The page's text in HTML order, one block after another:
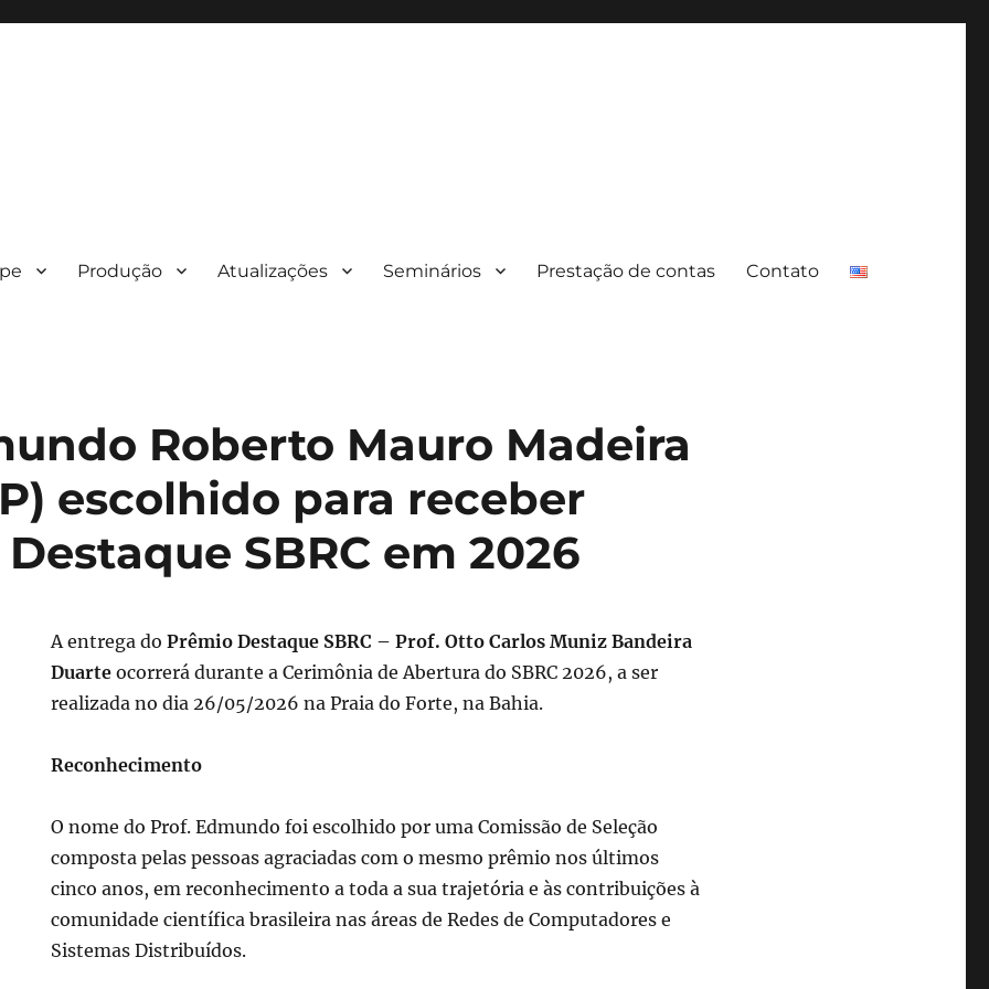
Produção Atualizações Seminários Prestação de contas Contato
Roberto Mauro Madeira
escolhido para receber
SBRC em 2026
A entrega doPrêmio Destaque SBRC – Prof. Otto Carlos Muniz Bandeira
Duarte ocorrerá durante a Cerimônia de Abertura do SBRC 2026, a ser
realizada no dia 26/05/2026 na Praia do Forte, na Bahia.
Reconhecimento
O nome do Prof. Edmundo foi escolhido por uma Comissão de Seleção
composta pelas pessoas agraciadas com o mesmo prêmio nos últimos
cinco anos, em reconhecimento a toda a sua trajetória e às contribuições à
comunidade científica brasileira nas áreas de Redes de Computadores e
Sistemas Distribuídos.